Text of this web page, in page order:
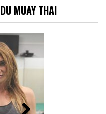
MUAY THAI